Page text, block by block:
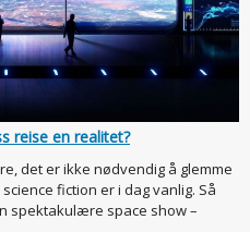
reise en realitet?
det er ikke nødvendig å glemme
fiction er i dag vanlig. Så
spektakulære space show –